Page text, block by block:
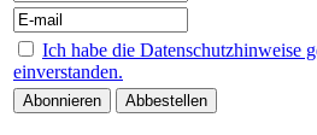
Ich habe die Datenschutzhinweise
einverstanden.